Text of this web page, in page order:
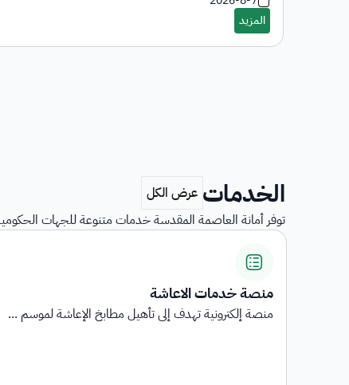
الخدمات
توفر أمانة العاصمة المقدسة خدمات متنوعة للجهات
استبيانات رضا المستفيدين
استبيانات رضا المستفيدين